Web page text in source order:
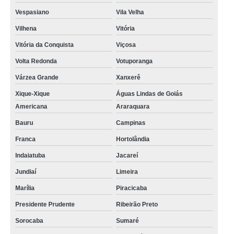
Vespasiano Vila Velha
Vilhena Vitória
Vitória da Conquista Viçosa
Volta Redonda Votuporanga
Várzea Grande Xanxerê
Xique-Xique
Águas Lindas de Goiás
Americana
Araraquara
Bauru Campinas
Franca Hortolândia
Indaiatuba Jacareí
Jundiaí Limeira
Marília Piracicaba
Presidente Prudente Ribeirão Preto
Sorocaba Sumaré